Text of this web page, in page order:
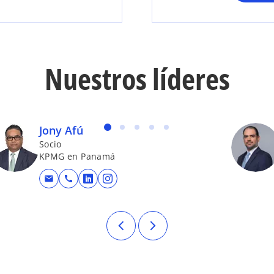
Nuestros líderes
Jony Afú
Socio
KPMG en Panamá
mail call se abre en una pestaña nueva
se abre en una pestaña nueva